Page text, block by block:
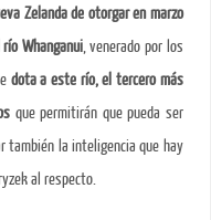
Zelanda de otorgar en marzo
Whanganui, venerado por los
dota a este río, el tercero más
que permitirán que pueda ser
también la inteligencia que hay
al respecto.